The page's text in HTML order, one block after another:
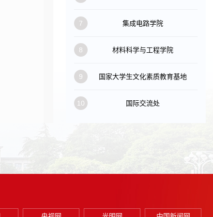
7 集成电路学院
8 材料科学与工程学院
9 国家大学生文化素质教育基地
10 国际交流处